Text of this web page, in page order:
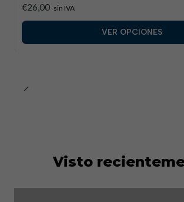
€26,00 sin IVA
VER OPCIONES
Visto